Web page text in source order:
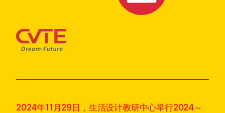
2024年11月29日，生活设计教研中心举行2024～